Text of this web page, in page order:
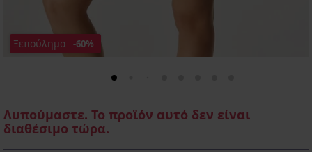
Ξεπούλημα -60%
Λυπούμαστε. Το προϊόν αυτό δεν είναι
διαθέσιμο τώρα.